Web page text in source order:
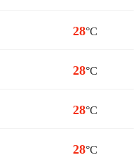
28°C
28°C
28°C
28°C